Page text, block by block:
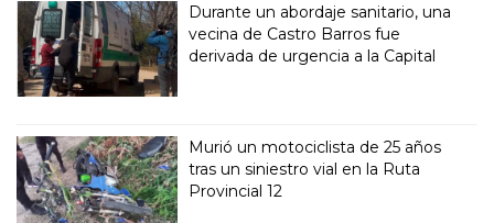
Durante un abordaje sanitario, una
vecina de Castro Barros fue
derivada de urgencia a la Capital
Murió un motociclista de 25 años
tras un siniestro vial en la Ruta
Provincial 12